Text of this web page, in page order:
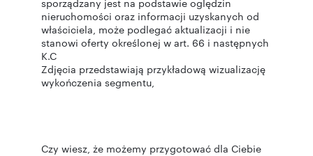
sporządzany jest na podstawie oględzin
nieruchomości oraz informacji uzyskanych od
właściciela, może podlegać aktualizacji i nie
stanowi oferty określonej w art. 66 i następnych
K.C
Zdjęcia przedstawiają przykładową wizualizację
wykończenia segmentu,
Czy wiesz, że możemy przygotować dla Ciebie